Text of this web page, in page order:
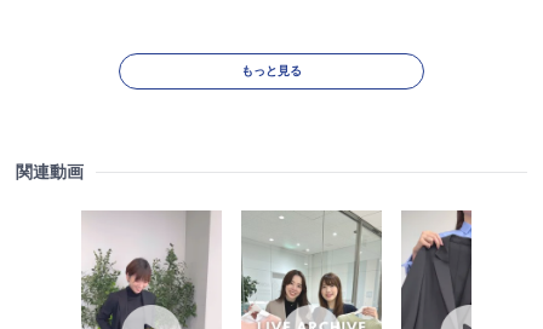
もっと見る
関連動画